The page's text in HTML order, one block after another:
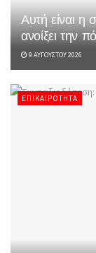
Αυτή είναι η
ανοίξει την
9 ΑΥΓΟΎΣΤΟΥ 2026
ΕΠΙΚΑΙΡΌΤΗΤΑ